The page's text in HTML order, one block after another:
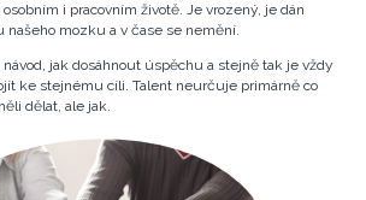
i pracovním životě. Je vrozený, je dán
mozku a v čase se nemění.
jak dosáhnout úspěchu a stejně tak je vždy
ke stejnému cíli. Talent neurčuje primárně co
dělat, ale jak.